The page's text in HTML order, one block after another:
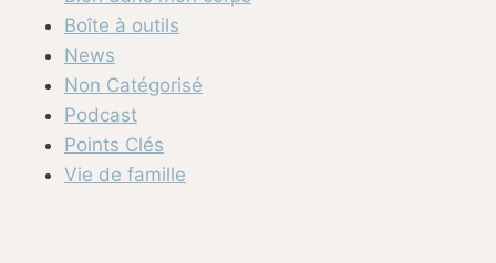
Boîte à outils
News
Non Catégorisé
Podcast
Points Clés
Vie de famille